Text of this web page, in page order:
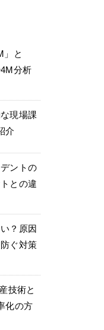
」と
分析
現場課
介
ントの
との違
？原因
ぐ対策
技術と
化の方